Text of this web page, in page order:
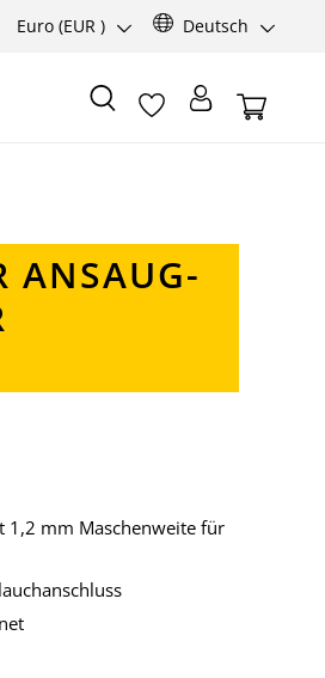
Euro (EUR ) Deutsch
ANSAUG-
1,2 mm Maschenweite für